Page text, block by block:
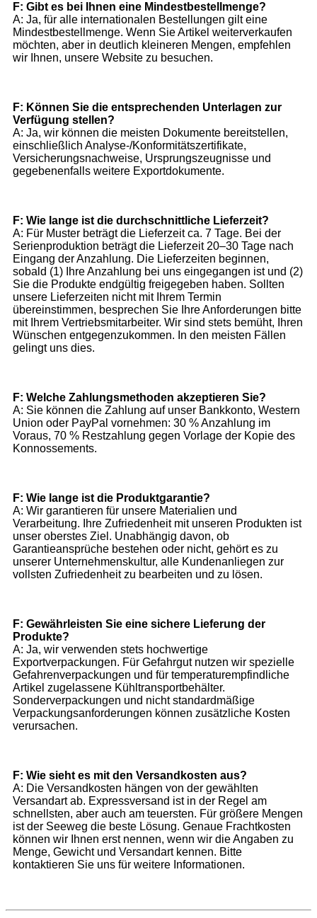
F: Gibt es bei Ihnen eine Mindestbestellmenge?
A: Ja, für alle internationalen Bestellungen gilt eine
Mindestbestellmenge. Wenn Sie Artikel weiterverkaufen
möchten, aber in deutlich kleineren Mengen, empfehlen
wir Ihnen, unsere Website zu besuchen.
F: Können Sie die entsprechenden Unterlagen zur
Verfügung stellen?
A: Ja, wir können die meisten Dokumente bereitstellen,
einschließlich Analyse-/Konformitätszertifikate,
Versicherungsnachweise, Ursprungszeugnisse und
gegebenenfalls weitere Exportdokumente.
F: Wie lange ist die durchschnittliche Lieferzeit?
A: Für Muster beträgt die Lieferzeit ca. 7 Tage. Bei der
Serienproduktion beträgt die Lieferzeit 20–30 Tage nach
Eingang der Anzahlung. Die Lieferzeiten beginnen,
sobald (1) Ihre Anzahlung bei uns eingegangen ist und (2)
Sie die Produkte endgültig freigegeben haben. Sollten
unsere Lieferzeiten nicht mit Ihrem Termin
übereinstimmen, besprechen Sie Ihre Anforderungen bitte
mit Ihrem Vertriebsmitarbeiter. Wir sind stets bemüht, Ihren
Wünschen entgegenzukommen. In den meisten Fällen
gelingt uns dies.
F: Welche Zahlungsmethoden akzeptieren Sie?
A: Sie können die Zahlung auf unser Bankkonto, Western
Union oder PayPal vornehmen: 30 % Anzahlung im
Voraus, 70 % Restzahlung gegen Vorlage der Kopie des
Konnossements.
F: Wie lange ist die Produktgarantie?
A: Wir garantieren für unsere Materialien und
Verarbeitung. Ihre Zufriedenheit mit unseren Produkten ist
unser oberstes Ziel. Unabhängig davon, ob
Garantieansprüche bestehen oder nicht, gehört es zu
unserer Unternehmenskultur, alle Kundenanliegen zur
vollsten Zufriedenheit zu bearbeiten und zu lösen.
F: Gewährleisten Sie eine sichere Lieferung der
Produkte?
A: Ja, wir verwenden stets hochwertige
Exportverpackungen. Für Gefahrgut nutzen wir spezielle
Gefahrenverpackungen und für temperaturempfindliche
Artikel zugelassene Kühltransportbehälter.
Sonderverpackungen und nicht standardmäßige
Verpackungsanforderungen können zusätzliche Kosten
verursachen.
F: Wie sieht es mit den Versandkosten aus?
A: Die Versandkosten hängen von der gewählten
Versandart ab. Expressversand ist in der Regel am
schnellsten, aber auch am teuersten. Für größere Mengen
ist der Seeweg die beste Lösung. Genaue Frachtkosten
können wir Ihnen erst nennen, wenn wir die Angaben zu
Menge, Gewicht und Versandart kennen. Bitte
kontaktieren Sie uns für weitere Informationen.